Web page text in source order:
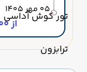
تور کوش آداسی
ترابزون
05 مهر 1405
از 119,990,000 تومان + 415 دلار